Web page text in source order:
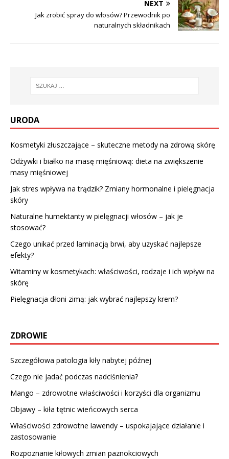
NEXT
Jak zrobić spray do włosów? Przewodnik po
naturalnych składnikach
URODA
Kosmetyki złuszczające – skuteczne metody na zdrową skórę
Odżywki i białko na masę mięśniową: dieta na zwiększenie
masy mięśniowej
Jak stres wpływa na trądzik? Zmiany hormonalne i pielęgnacja
skóry
Naturalne humektanty w pielęgnacji włosów – jak je
stosować?
Czego unikać przed laminacją brwi, aby uzyskać najlepsze
efekty?
Witaminy w kosmetykach: właściwości, rodzaje i ich wpływ na
skórę
Pielęgnacja dłoni zimą: jak wybrać najlepszy krem?
ZDROWIE
Szczegółowa patologia kiły nabytej późnej
Czego nie jadać podczas nadciśnienia?
Mango – zdrowotne właściwości i korzyści dla organizmu
Objawy – kiła tętnic wieńcowych serca
Właściwości zdrowotne lawendy – uspokajające działanie i
zastosowanie
Rozpoznanie kiłowych zmian paznokciowych